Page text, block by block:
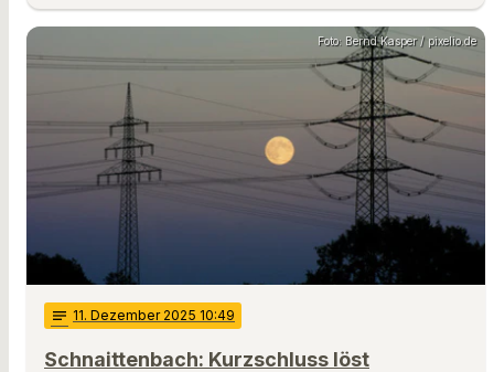
Foto: Bernd Kasper / pixelio.de
notes 11. Dezember 2025 10:49
Schnaittenbach: Kurzschluss löst